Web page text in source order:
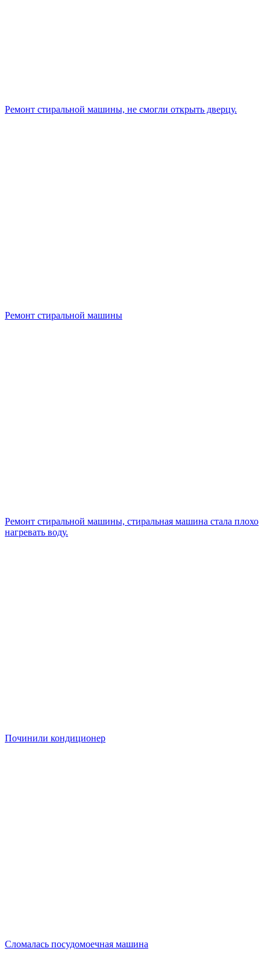
Ремонт стиральной машины, не смогли открыть дверцу.
Ремонт стиральной машины
Ремонт стиральной машины, стиральная машина стала плохо
нагревать воду.
Починили кондиционер
Сломалась посудомоечная машина